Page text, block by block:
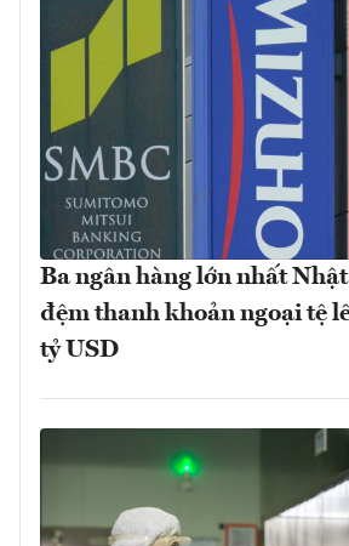
Ba ngân hàng lớn nhất
đệm thanh khoản ngoại tệ
tỷ USD